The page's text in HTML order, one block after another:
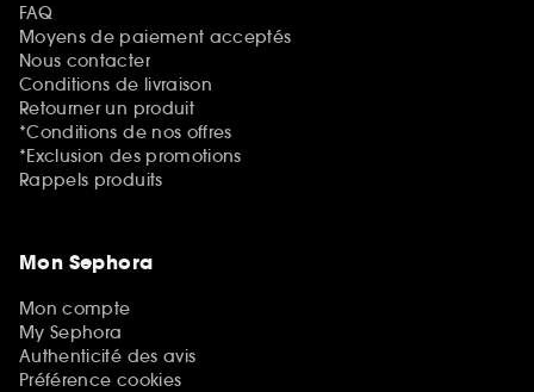
FAQ
Moyens de paiement acceptés
Nous contacter
Conditions de livraison
Retourner un produit
*Conditions de nos offres
*Exclusion des promotions
Rappels produits
Mon Sephora
Mon compte
My Sephora
Authenticité des avis
Préférence cookies